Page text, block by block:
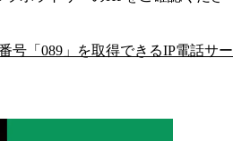
号「 089 」を取得できるIP電話サー